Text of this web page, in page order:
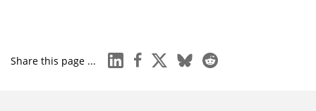
o
Share this page ... linkedinfacebook
x blueskyreddit